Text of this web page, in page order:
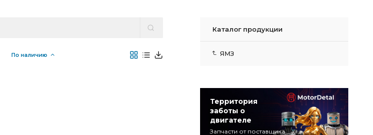
По наличию
Каталог продукции
ЯМЗ
Территория
заботы о
двигателе
Запчасти от поставщика